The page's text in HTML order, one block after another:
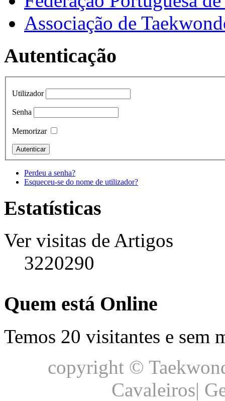
Associação de
Autenticação
Utilizador
Senha
Memorizar
Perdeu a senha?
Esqueceu-se do nome de utilizador?
Estatísticas
Ver visitas de Artigos
3220290
Quem está Online
Temos 20 visitantes e sem
copyright ©
Cavaleiros|